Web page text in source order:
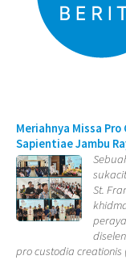
Meriahnya Missa
Sapientiae Jambu
St.
pro custodia creationis